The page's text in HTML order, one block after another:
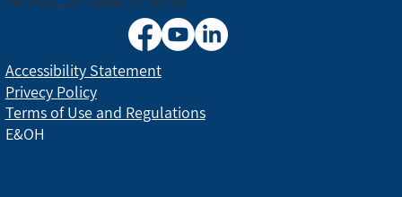
Accessibility Statement
Terms of Use and Regulations
Privecy Policy
E&OH